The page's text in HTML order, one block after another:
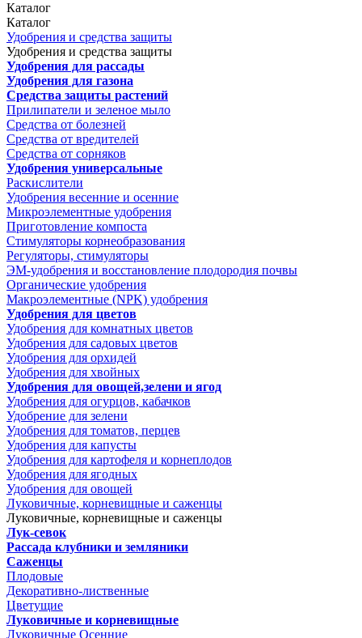
Каталог
Каталог
Удобрения и средства защиты
Удобрения и средства защиты
Удобрения для рассады
Удобрения для газона
Средства защиты растений
Прилипатели и зеленое мыло
Средства от болезней
Средства от вредителей
Средства от сорняков
Удобрения универсальные
Раскислители
Удобрения весенние и осенние
Микроэлементные удобрения
Приготовление компоста
Стимуляторы корнеобразования
Регуляторы, стимуляторы
ЭМ-удобрения и восстановление плодородия почвы
Органические удобрения
Макроэлементные (NPK) удобрения
Удобрения для цветов
Удобрения для комнатных цветов
Удобрения для садовых цветов
Удобрения для орхидей
Удобрения для хвойных
Удобрения для овощей,зелени и ягод
Удобрения для огурцов, кабачков
Удобрение для зелени
Удобрения для томатов, перцев
Удобрения для капусты
Удобрения для картофеля и корнеплодов
Удобрения для ягодных
Удобрения для овощей
Луковичные, корневищные и саженцы
Луковичные, корневищные и саженцы
Лук-севок
Рассада клубники и земляники
Саженцы
Плодовые
Декоративно-лиственные
Цветущие
Луковичные и корневищные
Луковичные Осенние